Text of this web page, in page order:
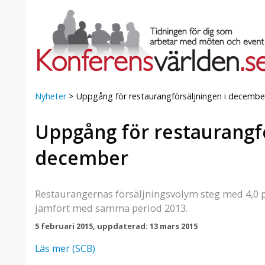
Nyheter> Uppgång för restaurangförsäljningen i
Uppgång för
december
Restaurangernas försäljningsvolym steg med 4,0
jämfört med samma period 2013.
5 februari 2015, uppdaterad: 13 mars 2015
Läs mer (SCB)
av att
här är
Erbjudande från Sheraton
Stockholm Hotel
Julerbjudande
2026 hos oss. Mellan den 23
november och 19 december
förvandlar vi våra lokaler till en
stämningsfull mötesplats där